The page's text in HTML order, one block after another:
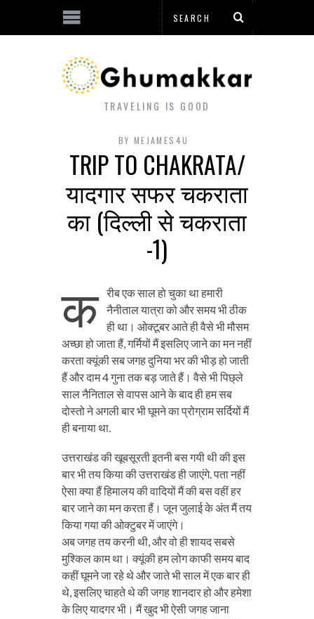
TRAVELING IS GOOD
BY MEJAMES4U
TRIP TO CHAKRATA/
यादगार सफर चकराता
का (दिल्ली से चकराता
-1)
क
रीब एक साल हो चुका था हमारी
नैनीताल यात्रा को और समय भी ठीक
ही था। ओक्टूबर आते ही वैसे भी मौसम
अच्छा हो जाता हैं, गर्मियों मैं इसलिए जाने का मन नहीं
करता क्यूंकी सब जगह दुनिया भर की भीड़ हो जाती
हैं और दाम 4 गुना तक बड़ जाते हैं। वैसे भी पिछ्ले
साल नैनिताल से वापस आने के बाद ही हम सब
दोस्तो ने अगली बार भी घूमने का प्रोग्राम सर्दियों मैं
ही बनाया था.
उत्तराखंड की खूबसूरती इतनी बस गयी थी की इस
बार भी तय किया की उत्तराखंड ही जाएंगे. पता नहीं
ऐसा क्या हैं हिमालय की वादियों मैं की बस वहीं हर
बार जाने का मन करता हैं। जून जुलाई के अंत मैं तय
किया गया की ओक्टुबर में जाएंगे।
अब जगह तय करनी थी, और वो ही शायद सबसे
मुश्किल काम था। क्यूंकी हम लोग काफी समय बाद
कहीं घूमने जा रहे थे और जाते भी साल में एक बार ही
थे, इसलिए चाहते थे की जगह शानदार हो और हमेशा
के लिए यादगर भी। मैं खुद भी ऐसी जगह जाना